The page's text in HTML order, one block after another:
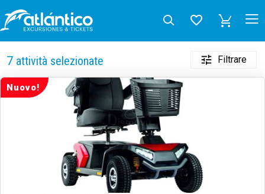
7attività selezionate Filtrare
Nuovo!